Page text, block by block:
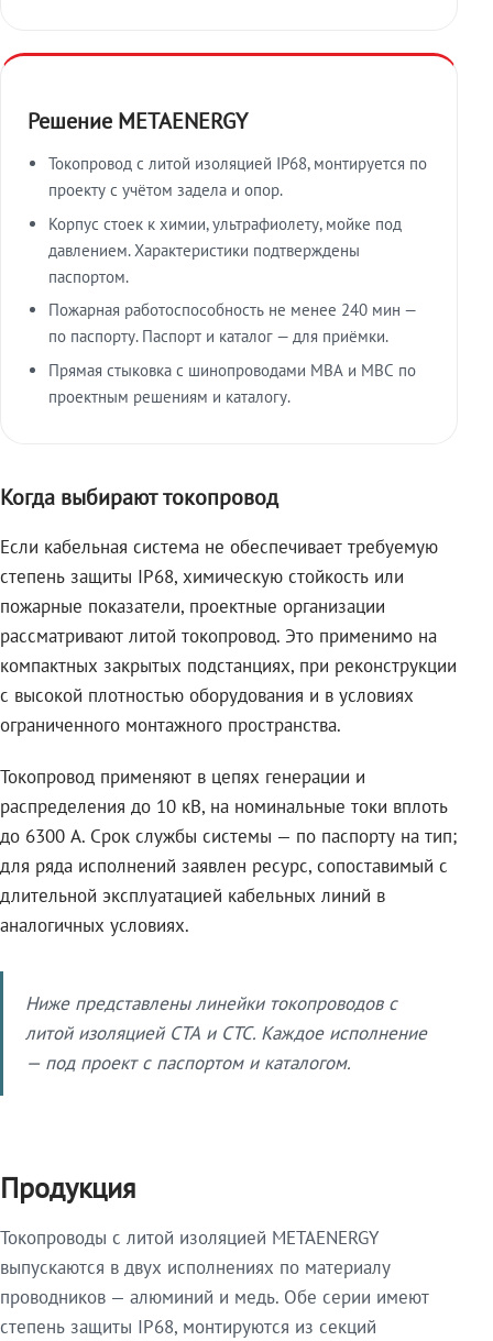
Решение METAENERGY
Токопровод с литой изоляцией IP68, монтируется по
проекту с учётом задела и опор.
Корпус стоек к химии, ультрафиолету, мойке под
давлением. Характеристики подтверждены
паспортом.
Пожарная работоспособность не менее 240 мин —
по паспорту. Паспорт и каталог — для приёмки.
Прямая стыковка с шинопроводами МВА и МВС по
проектным решениям и каталогу.
Когда выбирают токопровод
Если кабельная система не обеспечивает требуемую
степень защиты IP68, химическую стойкость или
пожарные показатели, проектные организации
рассматривают литой токопровод. Это применимо на
компактных закрытых подстанциях, при реконструкции
с высокой плотностью оборудования и в условиях
ограниченного монтажного пространства.
Токопровод применяют в цепях генерации и
распределения до 10 кВ, на номинальные токи вплоть
до 6300 А. Срок службы системы — по паспорту на тип;
для ряда исполнений заявлен ресурс, сопоставимый с
длительной эксплуатацией кабельных линий в
аналогичных условиях.
Ниже представлены линейки токопроводов с
литой изоляцией СТА и СТС. Каждое исполнение
— под проект с паспортом и каталогом.
Продукция
Токопроводы с литой изоляцией METAENERGY
выпускаются в двух исполнениях по материалу
проводников — алюминий и медь. Обе серии имеют
степень защиты IP68, монтируются из секций